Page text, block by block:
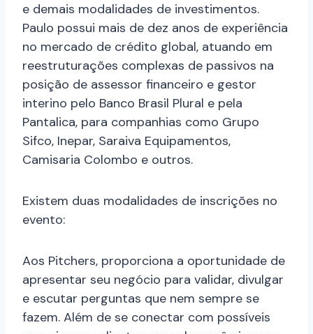
e demais modalidades de investimentos.
Paulo possui mais de dez anos de experiência
no mercado de crédito global, atuando em
reestruturações complexas de passivos na
posição de assessor financeiro e gestor
interino pelo Banco Brasil Plural e pela
Pantalica, para companhias como Grupo
Sifco, Inepar, Saraiva Equipamentos,
Camisaria Colombo e outros.
Existem duas modalidades de inscrições no
evento:
Aos Pitchers, proporciona a oportunidade de
apresentar seu negócio para validar, divulgar
e escutar perguntas que nem sempre se
fazem. Além de se conectar com possíveis